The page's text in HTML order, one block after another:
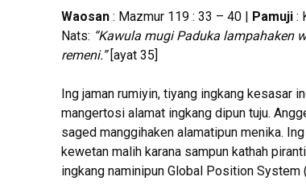
Waosan: Mazmur 119 : 33 – 40 | Pamuji:
Nats: “Kawula mugi Paduka lampahaken
remeni.”[ayat 35]
Ing jaman rumiyin, tiyang ingkang kesasar
mangertosi alamat ingkang dipun tuju.
saged manggihaken alamatipun menika.
kewetan malih karana sampun kathah
ingkang naminipun Global Position System